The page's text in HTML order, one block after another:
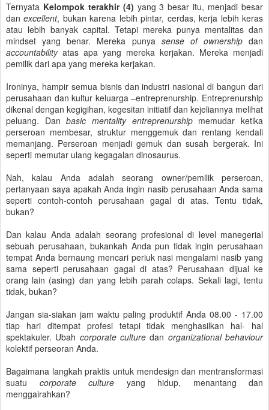
Ternyata Kelompok terakhir (4) yang 3 besar itu, menjadi besar
danexcellent, bukan karena lebih pintar, cerdas, kerja lebih keras
atau lebih banyak capital. Tetapi mereka punya mentalitas dan
mindset yang benar. Mereka punya sense of ownershipdan
accountabilityatas apa yang mereka kerjakan. Mereka menjadi
pemilik dari apa yang mereka kerjakan.
Ironinya, hampir semua bisnis dan industri nasional di bangun dari
perusahaan dan kultur keluarga –entreprenurship. Entreprenurship
dikenal dengan kegigihan, kegesitan initiatif dan kejeliannya melihat
peluang. Danbasic mentality entreprenurshipmemudar ketika
perseroan membesar, struktur menggemuk dan rentang kendali
memanjang. Perseroan menjadi gemuk dan susah bergerak. Ini
seperti memutar ulang kegagalan dinosaurus.
Nah, kalau Anda adalah seorang owner/pemilik perseroan,
pertanyaan saya apakah Anda ingin nasib perusahaan Anda sama
seperti contoh-contoh perusahaan gagal di atas. Tentu tidak,
bukan?
Dan kalau Anda adalah seorang profesional di level manegerial
sebuah perusahaan, bukankah Anda pun tidak ingin perusahaan
tempat Anda bernaung mencari periuk nasi mengalami nasib yang
sama seperti perusahaan gagal di atas? Perusahaan dijual ke
orang lain (asing) dan yang lebih parah colaps. Sekali lagi, tentu
tidak, bukan?
Jangan sia-siakan jam waktu paling produktif Anda 08.00 - 17.00
tiap hari ditempat profesi tetapi tidak menghasilkan hal- hal
spektakuler. Ubah corporate culture dan organizational behaviour
kolektif perseoran Anda.
Bagaimana langkah praktis untuk mendesign dan mentransformasi
suatu corporate culture yang hidup, menantang dan
menggairahkan?